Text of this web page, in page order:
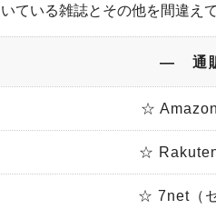
いている雑誌とその他を間違え
― 通
☆
☆
☆ 7net（